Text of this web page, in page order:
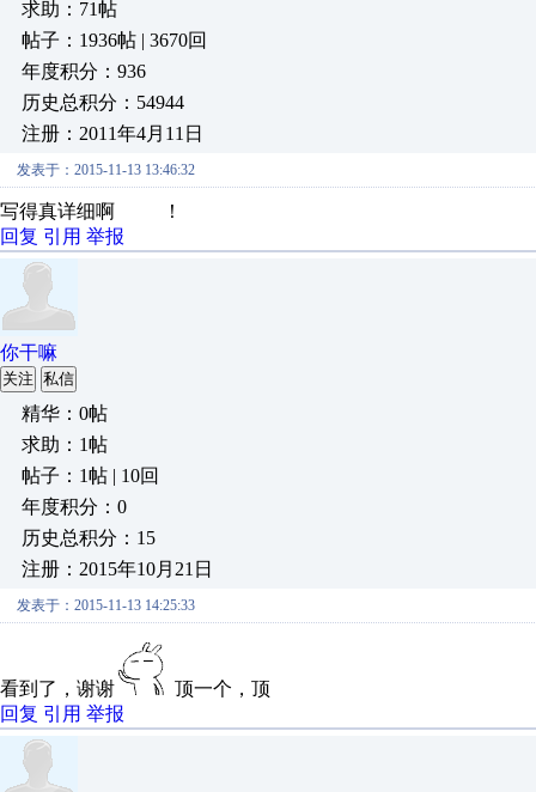
求助：71帖
帖子：1936帖 | 3670回
年度积分：936
历史总积分：54944
注册：2011年4月11日
发表于：2015-11-13 13:46:32
写得真详细啊 ！
回复 引用 举报
你干嘛
关注 私信
精华：0帖
求助：1帖
帖子：1帖 | 10回
年度积分：0
历史总积分：15
注册：2015年10月21日
发表于：2015-11-13 14:25:33
看到了，谢谢
顶一个，顶
回复 引用 举报